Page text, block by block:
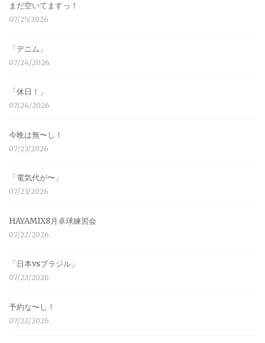
まだ空いてますっ！
07/25/2026
「デニム」
07/24/2026
「休日！」
07/24/2026
今晩は無〜し！
07/23/2026
「電気代が〜」
07/23/2026
HAYAMIX8月卓球練習会
07/22/2026
「日本vsブラジル」
07/22/2026
予約な〜し！
07/22/2026